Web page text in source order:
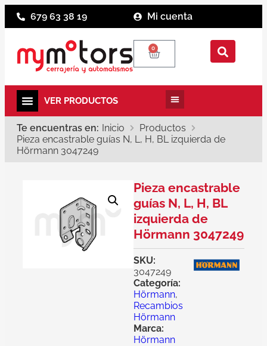
679 63 38 19 Mi cuenta
0
Te encuentras en: Inicio
Productos
Pieza encastrable guías N, L, H, BL izquierda de
Hörmann 3047249
Pieza encastrable
guías N, L, H, BL
izquierda de
Hörmann 3047249
SKU:
3047249
Categoría:
Hörmann,
Recambios
Hörmann
Marca:
Hörmann